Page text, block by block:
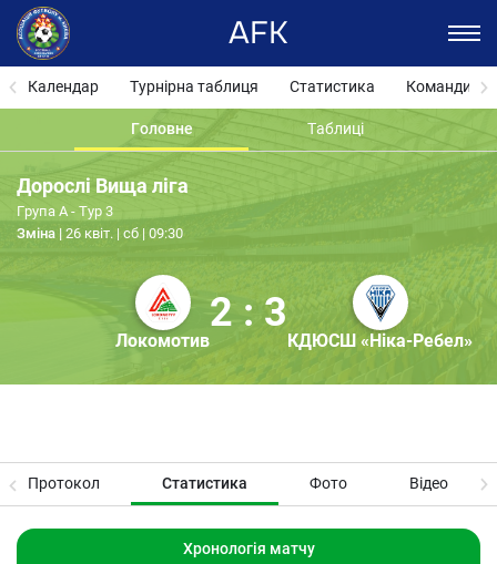
AFK
Календар Турнірна таблиця Статистика Команди
Головне Таблиці
Дорослі Вища ліга
Група А - Тур 3
Локомотив
2 : 3
КДЮСШ «Ніка-Ребел»
Зміна 26 квіт. | сб | 09:30
Протокол Статистика Фото Відео
Хронологія матчу